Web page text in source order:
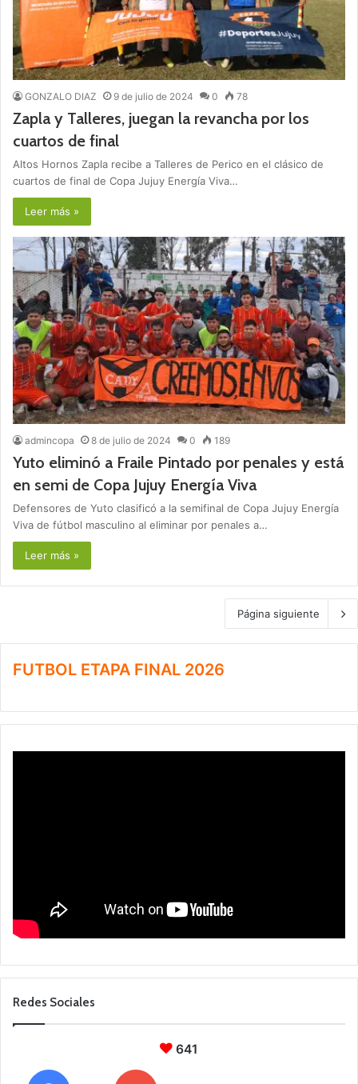
GONZALO DIAZ 9 de julio de 2024 0 78
Zapla y Talleres, juegan la revancha por los
cuartos de final
Altos Hornos Zapla recibe a Talleres de Perico en el clásico de
cuartos de final de Copa Jujuy Energía Viva…
Leer más »
admincopa 8 de julio de 2024 0 189
Yuto eliminó a Fraile Pintado por penales y está
en semi de Copa Jujuy Energía Viva
Defensores de Yuto clasificó a la semifinal de Copa Jujuy Energía
Viva de fútbol masculino al eliminar por penales a…
Leer más »
Página siguiente
FUTBOL ETAPA FINAL 2026
Redes Sociales
641